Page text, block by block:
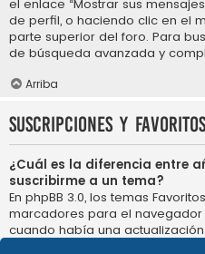
el enlace “Mostrar sus
de perfil, o haciendo clic en el
parte superior del foro. Para
de búsqueda avanzada y
Arriba
Suscripciones y Favoritos
¿Cuál es la diferencia entre
suscribirme a un tema?
En phpBB 3.0, los temas
marcadores para el
cuando había una
Favoritos son más como